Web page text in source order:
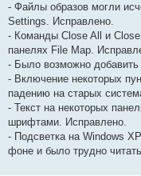
- Файлы образов могли
Settings. Исправлено.
- Команды Close All и
панелях File Map.
- Было возможно
- Включение некоторых
падению на старых
- Текст на некоторых
шрифтами. Исправлено.
- Подсветка на Windows
фоне и было трудно